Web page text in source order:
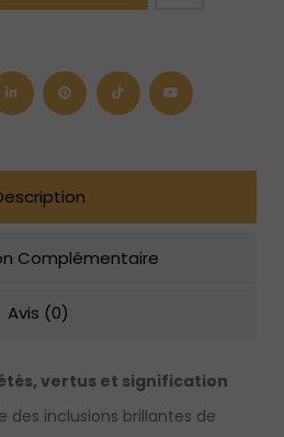
Complémentaire
Avis (0)
vertus et signification
des inclusions brillantes de